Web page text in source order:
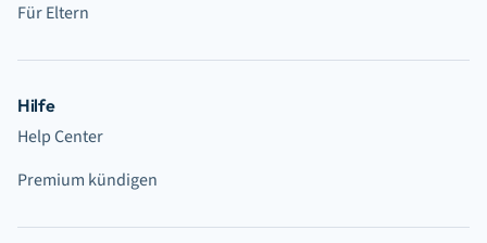
Für Eltern
Hilfe
Help Center
Premium kündigen